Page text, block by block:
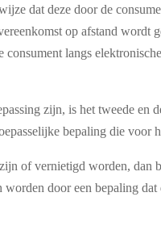
dat deze door de
op afstand wordt
langs
zijn, is het tweede en
bepaling die voor
of vernietigd worden, dan
door een bepaling